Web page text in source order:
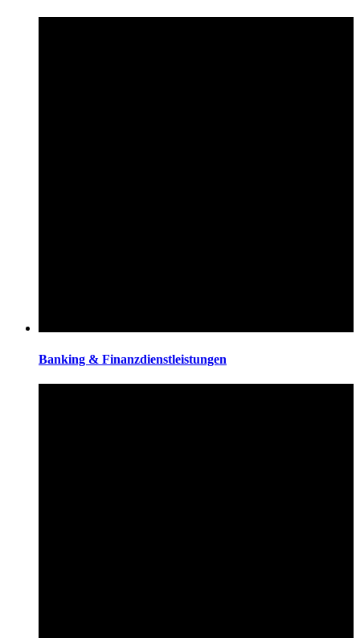
Banking & Finanzdienstleistungen